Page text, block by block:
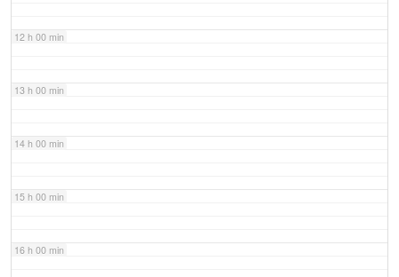
12 h 00 min
13 h 00 min
14 h 00 min
15 h 00 min
16 h 00 min